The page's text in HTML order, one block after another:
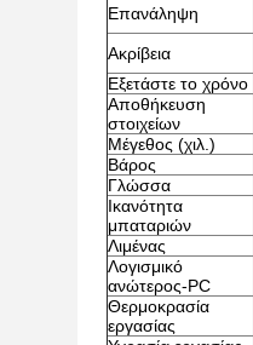
Επανάληψη
Ακρίβεια
Εξετάστε το χρόνο
Αποθήκευση
στοιχείων
Μέγεθος (χιλ.)
Βάρος
Γλώσσα
Ικανότητα
μπαταριών
Λιμένας
Λογισμικό
ανώτερος-PC
Θερμοκρασία
εργασίας